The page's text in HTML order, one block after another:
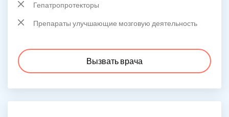
Гепатропротекторы
Препараты улучшающие мозговую деятельность
Вызвать врача